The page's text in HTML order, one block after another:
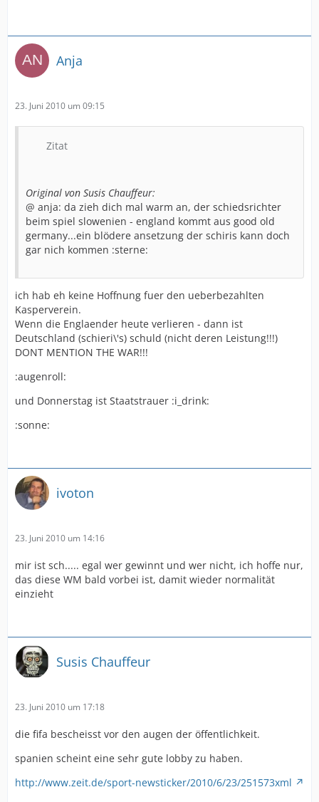
Anja
23. Juni 2010 um 09:15
Zitat
Original von Susis Chauffeur:
@ anja: da zieh dich mal warm an, der schiedsrichter
beim spiel slowenien - england kommt aus good old
germany...ein blödere ansetzung der schiris kann doch
gar nich kommen :sterne:
ich hab eh keine Hoffnung fuer den ueberbezahlten
Kasperverein.
Wenn die Englaender heute verlieren - dann ist
Deutschland (schieri\'s) schuld (nicht deren Leistung!!!)
DONT MENTION THE WAR!!!
:augenroll:
und Donnerstag ist Staatstrauer :i_drink:
:sonne:
ivoton
23. Juni 2010 um 14:16
mir ist sch..... egal wer gewinnt und wer nicht, ich hoffe nur,
das diese WM bald vorbei ist, damit wieder normalität
einzieht
Susis Chauffeur
23. Juni 2010 um 17:18
die fifa bescheisst vor den augen der öffentlichkeit.
spanien scheint eine sehr gute lobby zu haben.
http://www.zeit.de/sport-newsticker/2010/6/23/251573xml